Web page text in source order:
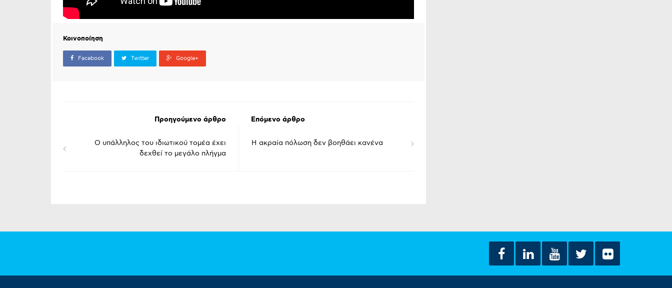
Κοινοποίηση
Facebook Twitter Google+
Προηγούμενο άρθρο
Ο υπάλληλος του ιδιωτικού τομέα έχει
δεχθεί το μεγάλο πλήγμα
Επόμενο άρθρο
Η ακραία πόλωση δεν βοηθάει κανένα